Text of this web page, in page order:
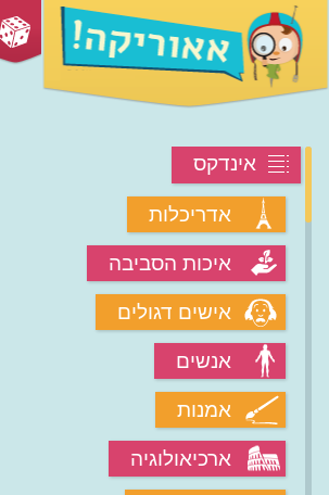
אינדקס
אדריכלות
איכות הסביבה
אישים דגולים
אנשים
אמנות
ארכיאולוגיה